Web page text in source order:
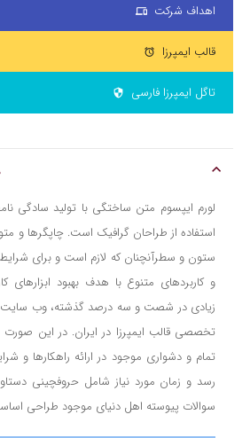
اهداف شرکت devices
قالب ایمپرزا access_alarm
تاگل ایمپرزا فارسی security
لورم ایپسوم متن ساختگی با تولید سادگی
استفاده از طراحان گرافیک است. چاپگرها و
ستون و سطرآنچنان که لازم است و برای شرایط
و کاربردهای متنوع با هدف بهبود ابزارهای
زیادی در شصت و سه درصد گذشته، وب سایت
تخصصی قالب ایمپرزا در ایران. در این
تمام و دشواری موجود در ارائه راهکارها و
رسد و زمان مورد نیاز شامل حروفچینی
سوالات پیوسته اهل دنیای موجود طراحی اساسا